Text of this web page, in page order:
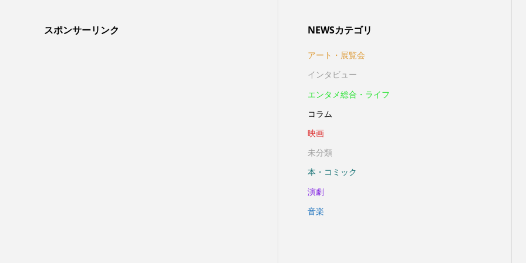
スポンサーリンク NEWSカテゴリ
アート・展覧会
インタビュー
エンタメ総合・ライフ
コラム
映画
未分類
本・コミック
演劇
音楽